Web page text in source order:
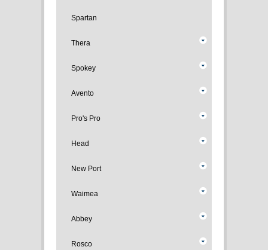
Spartan
Thera
Spokey
Avento
Pro's Pro
Head
New Port
Waimea
Abbey
Rosco